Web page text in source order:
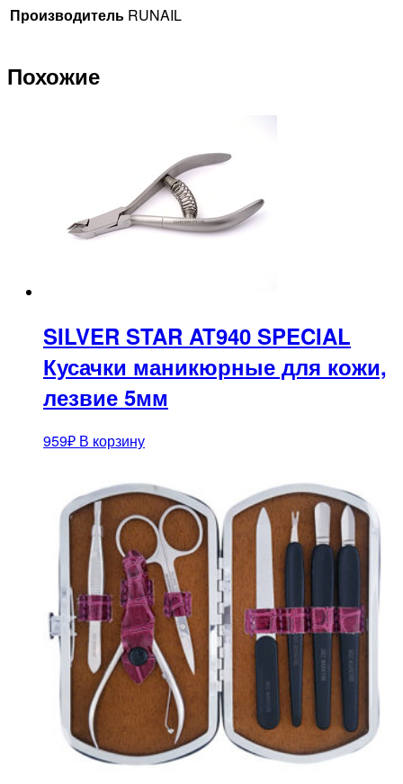
Производитель RUNAIL
Похожие
SILVER STAR AT940 SPECIAL
Кусачки маникюрные для кожи,
лезвие 5мм
959₽ В корзину